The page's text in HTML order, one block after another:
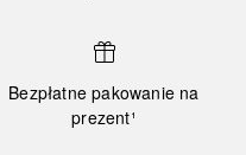
Bezpłatne pakowanie na
prezent¹